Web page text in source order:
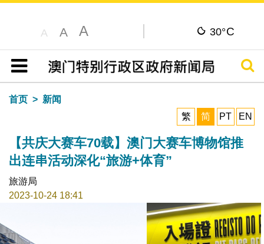
A A A 30°C
目录
搜寻
首页
新闻
繁
简 PT EN
【共庆大赛车70载】澳门大赛车博物馆推
出连串活动深化“旅游+体育”
旅游局
2023-10-24 18:41